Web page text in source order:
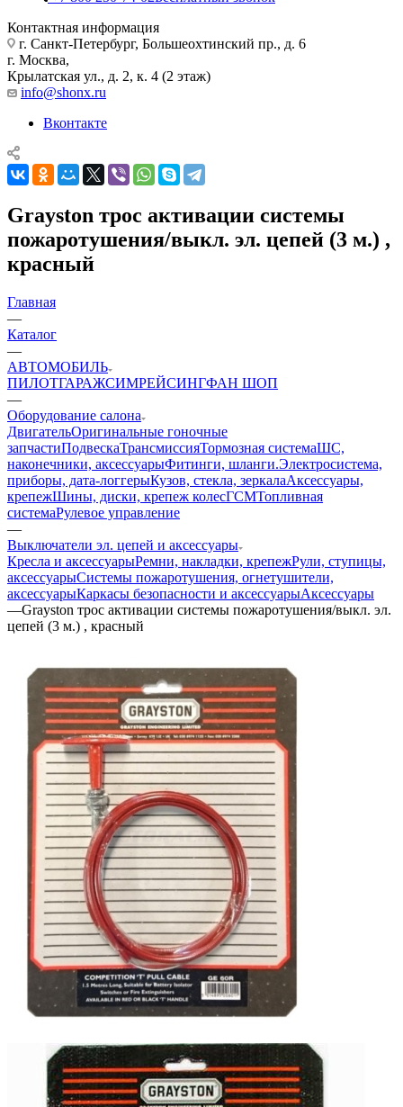
Контактная информация
г. Санкт-Петербург, Большеохтинский пр., д. 6
г. Москва,
Крылатская ул., д. 2, к. 4 (2 этаж)
info@shonx.ru
Вконтакте
Grayston трос активации системы
пожаротушения/выкл. эл. цепей (3 м.) ,
красный
Главная
—
Каталог
—
АВТОМОБИЛЬ
ПИЛОТГАРАЖСИМРЕЙСИНГФАН ШОП
—
Оборудование салона
ДвигательОригинальные гоночные
запчастиПодвескаТрансмиссияТормозная системаШС,
наконечники, аксессуарыФитинги, шланги.Электросистема,
приборы, дата-логгерыКузов, стекла, зеркалаАксессуары,
крепежШины, диски, крепеж колесГСМТопливная
системаРулевое управление
—
Выключатели эл. цепей и аксессуары
Кресла и аксессуарыРемни, накладки, крепежРули, ступицы,
аксессуарыСистемы пожаротушения, огнетушители,
аксессуарыКаркасы безопасности и аксессуарыАксессуары
—Grayston трос активации системы пожаротушения/выкл. эл.
цепей (3 м.) , красный